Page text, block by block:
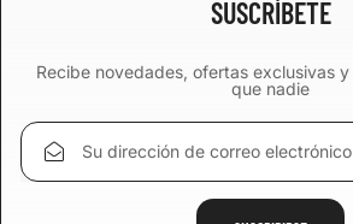
SUSCRÍBETE
Recibe novedades, ofertas exclusivas
que nadie